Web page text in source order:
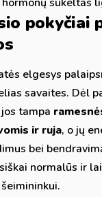
pokyčiai
elgesys
savaites. Dėl
tampa
ir ruja, o jų
bei
normalūs ir